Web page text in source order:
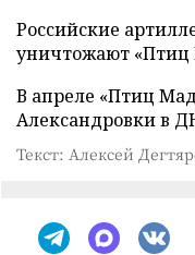
Российские
уничтожают «Птиц
В апреле «Птиц
Александровки в
Текст: Алексей